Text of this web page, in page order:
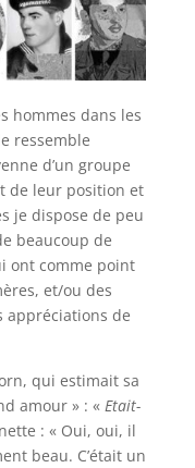
hommes dans les
ressemble
d’un groupe
de leur position et
je dispose de peu
beaucoup de
ont comme point
et/ou des
appréciations de
qui estimait sa
amour » : « Etait-
: « Oui, oui, il
beau. C’était un